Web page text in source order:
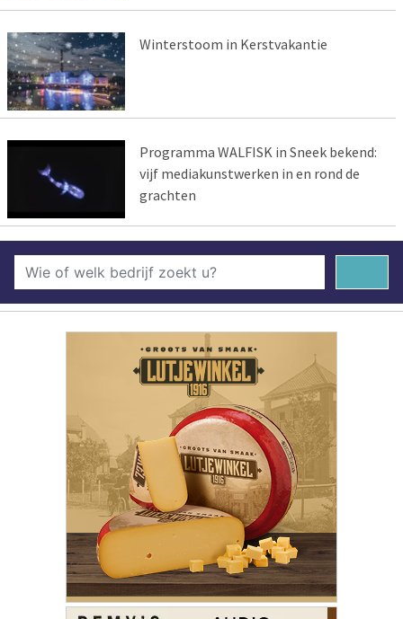
Winterstoom in Kerstvakantie
Programma WALFISK in Sneek bekend:
vijf mediakunstwerken in en rond de
grachten